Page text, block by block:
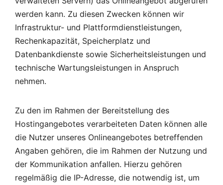
werden kann. Zu diesen Zwecken können wir
Infrastruktur- und Plattformdienstleistungen,
Rechenkapazität, Speicherplatz und
Datenbankdienste sowie Sicherheitsleistungen und
technische Wartungsleistungen in Anspruch
nehmen.
Zu den im Rahmen der Bereitstellung des
Hostingangebotes verarbeiteten Daten können alle
die Nutzer unseres Onlineangebotes betreffenden
Angaben gehören, die im Rahmen der Nutzung und
der Kommunikation anfallen. Hierzu gehören
regelmäßig die IP-Adresse, die notwendig ist, um